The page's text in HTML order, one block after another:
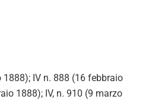
1888); IV n. 888 (16 febbraio
1888); IV, n. 910 (9 marzo